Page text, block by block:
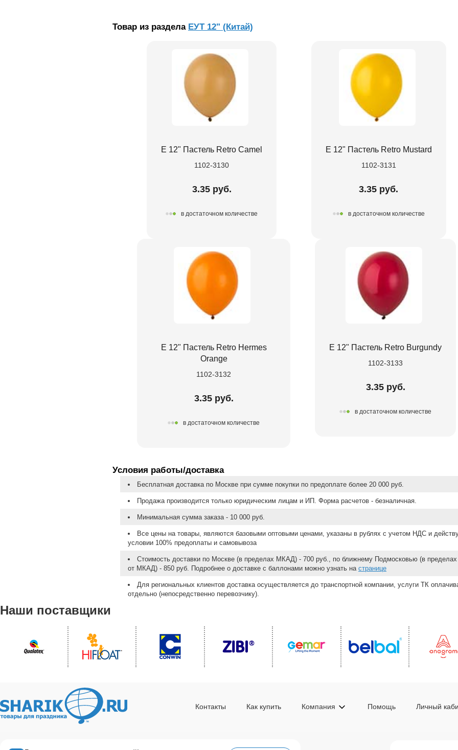
Товар из раздела ЕУТ 12" (Китай)
Е 12" Пастель Retro Camel
1102-3130
3.35 руб.
в достаточном количестве
Е 12" Пастель Retro Mustard
1102-3131
3.35 руб.
в достаточном количестве
Е 12" Пастель Retro Hermes
Orange
1102-3132
3.35 руб.
в достаточном количестве
Е 12" Пастель Retro Burgundy
1102-3133
3.35 руб.
в достаточном количестве
Условия работы/доставка
Бесплатная доставка по Москве при сумме покупки по предоплате более 20 000 руб.
Продажа производится только юридическим лицам и ИП. Форма расчетов - безналичная.
Минимальная сумма заказа - 10 000 руб.
Все цены на товары, являются базовыми оптовыми ценами, указаны в рублях с учетом НДС и
условии 100% предоплаты и самовывоза
Стоимость доставки по Москве (в пределах МКАД) - 700 руб., по ближнему Подмосковью (в пределах
от МКАД) - 850 руб. Подробнее о доставке с баллонами можно узнать на странице
Для региональных клиентов доставка осуществляется до транспортной компании, услуги ТК
отдельно (непосредственно перевозчику).
Наши поставщики
Контакты Как купить Компания Помощь Личный